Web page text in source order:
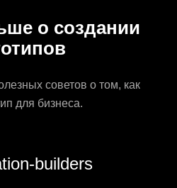
о создании
советов о том, как
для бизнеса.